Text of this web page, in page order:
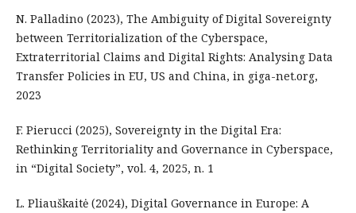
N. Palladino (2023), The Ambiguity of Digital Sovereignty
between Territorialization of the Cyberspace,
Extraterritorial Claims and Digital Rights: Analysing Data
Transfer Policies in EU, US and China, in giga-net.org,
2023
F. Pierucci (2025), Sovereignty in the Digital Era:
Rethinking Territoriality and Governance in Cyberspace,
in “Digital Society”, vol. 4, 2025, n. 1
L. Pliauškaitė (2024), Digital Governance in Europe: A